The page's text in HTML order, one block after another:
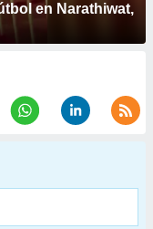
en Narathiwat,